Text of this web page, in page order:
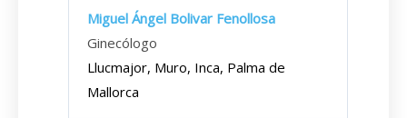
Miguel Ángel Bolivar Fenollosa
Ginecólogo
Llucmajor, Muro, Inca, Palma de
Mallorca